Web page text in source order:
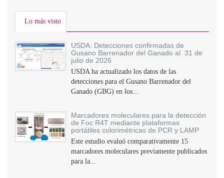
Lo más visto
USDA: Detecciones confirmadas de
Gusano Barrenador del Ganado al 31 de
julio de 2026
USDA ha actualizado los datos de las
detecciones para el Gusano Barrenador del
Ganado (GBG) en los...
Marcadores moleculares para la detección
de Foc R4T mediante plataformas
portátiles colorimétricas de PCR y LAMP
Este estudio evaluó comparativamente 15
marcadores moleculares previamente publicados
para la...